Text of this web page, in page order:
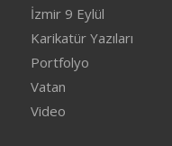
İzmir 9 Eylül
Karikatür Yazıları
Portfolyo
Vatan
Video